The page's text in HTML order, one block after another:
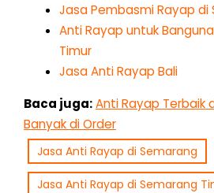
Jasa Pembasmi Rayap di
Anti Rayap untuk
Timur
Jasa Anti Rayap Bali
Baca juga:Anti Rayap Terbaik
Banyak di Order
Jasa Anti Rayap di Semarang
Jasa Anti Rayap di Semarang